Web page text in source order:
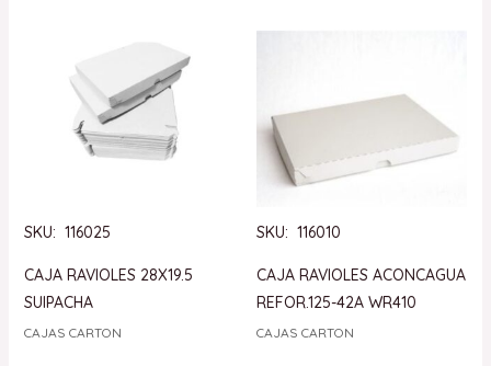
SKU: 116025
CAJA RAVIOLES 28X19.5
SUIPACHA
CAJAS CARTON
SKU: 116010
CAJA RAVIOLES ACONCAGUA
REFOR.125-42A WR410
CAJAS CARTON